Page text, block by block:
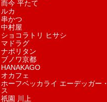
今 平たて
カ
かつ
村屋
ョコラトリ ヒサシ
ドラグ
ポリタン
ノワ京都
カフェ
ーフベッカライ エーデッガー・
園 川上